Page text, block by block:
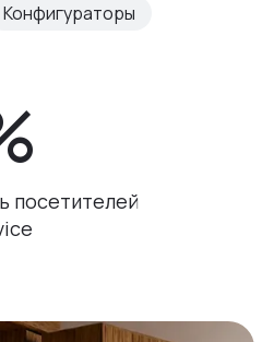
Конфигураторы
посетителей